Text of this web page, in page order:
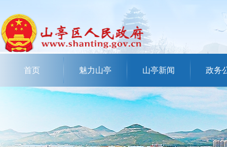
首页 魅力山亭 山亭新闻 政务